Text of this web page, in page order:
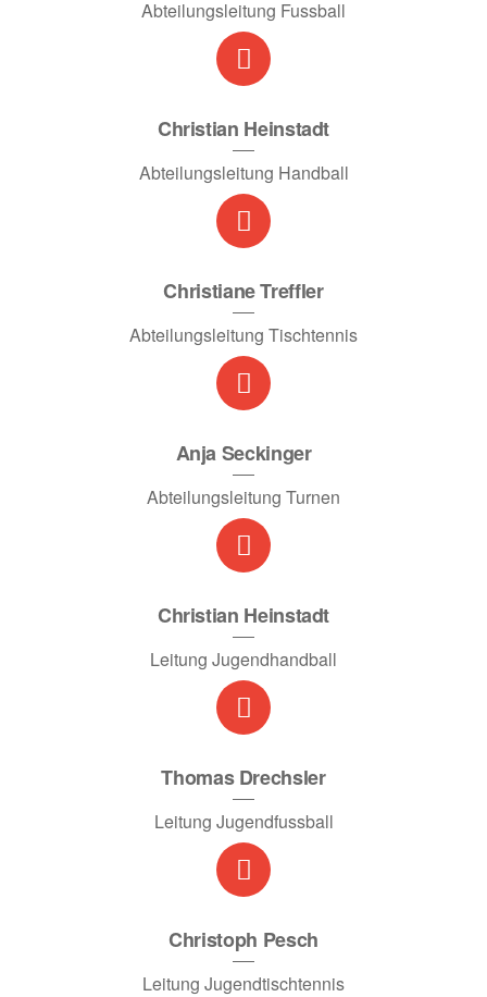
Abteilungsleitung Fussball
Christian Heinstadt
Abteilungsleitung Handball
Christiane Treffler
Abteilungsleitung Tischtennis
Anja Seckinger
Abteilungsleitung Turnen
Christian Heinstadt
Leitung Jugendhandball
Thomas Drechsler
Leitung Jugendfussball
Christoph Pesch
Leitung Jugendtischtennis